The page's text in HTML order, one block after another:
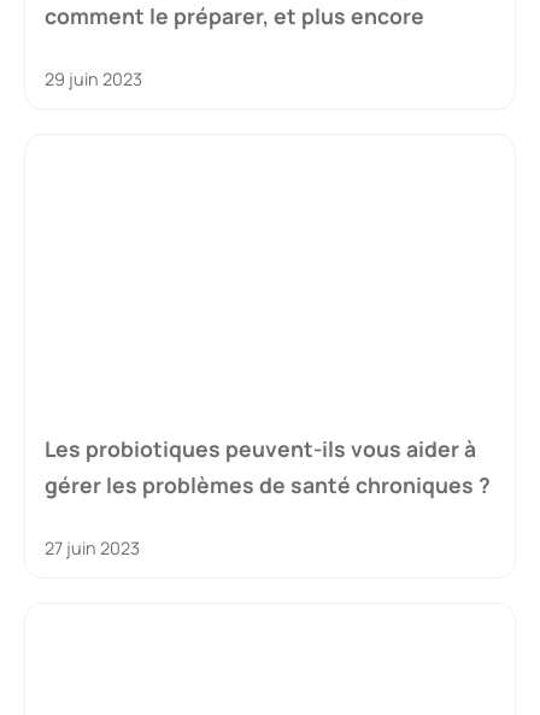
comment le préparer, et plus encore
29 juin 2023
Les probiotiques peuvent-ils vous aider à
gérer les problèmes de santé chroniques ?
27 juin 2023